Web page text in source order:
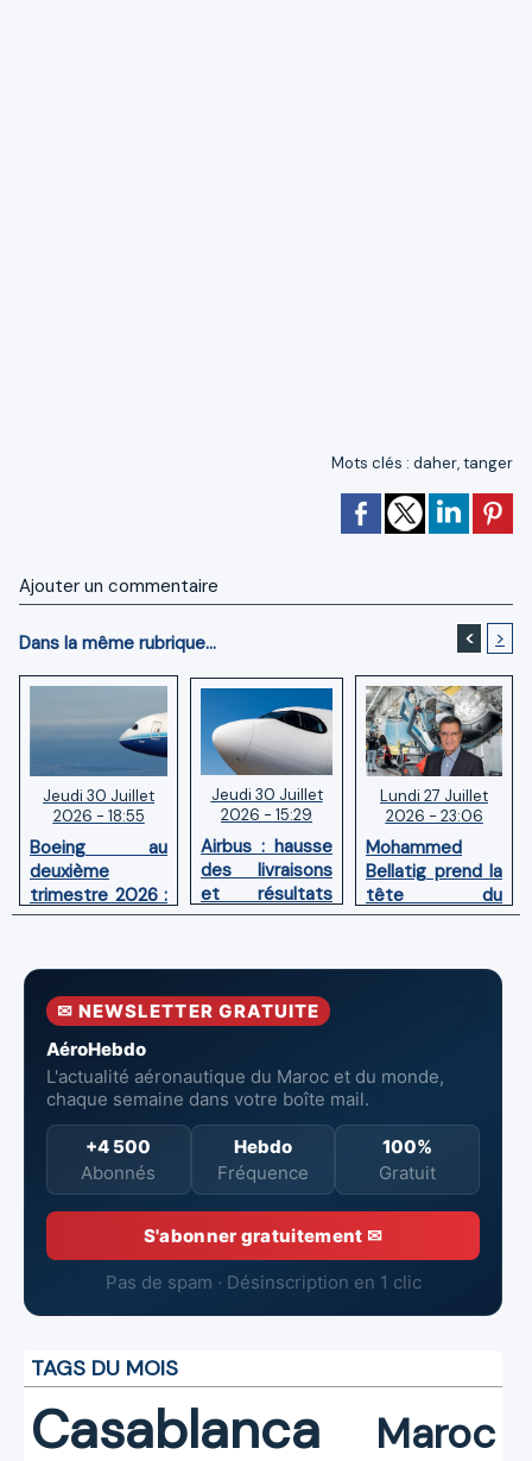
Mots clés : daher,tanger
Ajouter un commentaire
Dans la même rubrique... < >
Jeudi 30 Juillet
2026 - 18:55
Boeing au
deuxième
trimestre 2026 :
Chiffre d'affaires
pertes nettes
réduites
Jeudi 30 Juillet
2026 - 15:29
Airbus : hausse
des livraisons
et résultats
financiers
premier
Lundi 27 Juillet
2026 - 23:06
Mohammed
Bellatig prend la
tête du
Groupement
Marocaines
✉ NEWSLETTER GRATUITE
AéroHebdo
L'actualité aéronautique du Maroc et du monde,
chaque semaine dans votre boîte mail.
+4 500
Abonnés
Hebdo
Fréquence
100%
Gratuit
S'abonner gratuitement ✉
Pas de spam · Désinscription en 1 clic
TAGS DU MOIS
Casablanca Maroc